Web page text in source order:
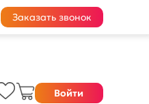
Заказать звонок
Войти